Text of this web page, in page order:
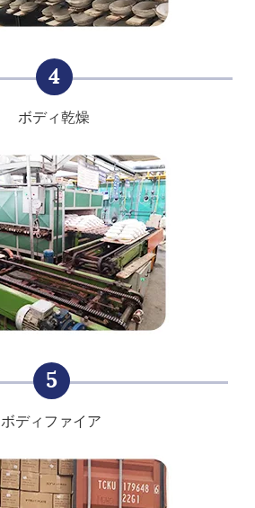
4
ボディ乾燥
5
ボディファイア